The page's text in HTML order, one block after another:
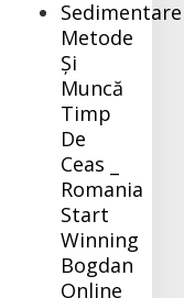
Sedimentare
Metode
Și
Muncă
Timp
De
Ceas _
Romania
Start
Winning
Bogdan
Online